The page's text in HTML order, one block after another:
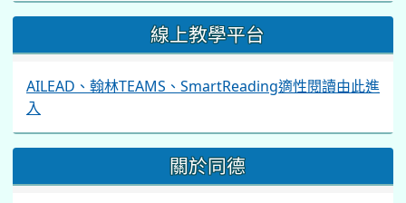
線上教學平台
AILEAD、翰林TEAMS、SmartReading適性閱讀由此進
入
關於同德